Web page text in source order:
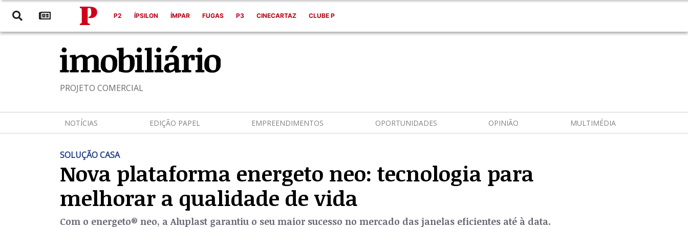
P2 ÍPSILON ÍMPAR FUGAS P3 CINECARTAZ CLUBE P
PROJETO COMERCIAL
NOTÍCIAS EDIÇÃO PAPEL EMPREENDIMENTOS OPORTUNIDADES OPINIÃO MULTIMÉDIA
SOLUÇÃO CASA
Nova plataforma energeto neo: tecnologia para
melhorar a qualidade de vida
Com o energeto® neo, a Aluplast garantiu o seu maior sucesso no mercado das janelas eficientes até à data.